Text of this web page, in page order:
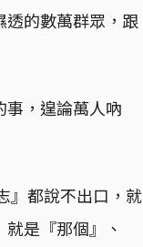
透的數萬群眾，跟
，遑論萬人吶
』都說不出口，就
是『那個』、